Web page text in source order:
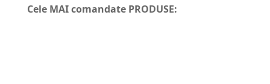
Cele MAI comandate PRODUSE: